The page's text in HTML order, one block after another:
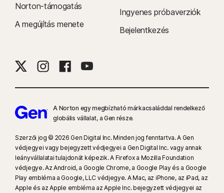
Norton-támogatás
A megújítás menete
Ingyenes próbaverziók
Bejelentkezés
A Norton egy megbízható márkacsaláddal rendelkező
globális vállalat, a Gen része.
Szerzői jog © 2026 Gen Digital Inc. Minden jog fenntartva. A Gen
védjegyei vagy bejegyzett védjegyei a Gen Digital Inc. vagy annak
leányvállalatai tulajdonát képezik. A Firefox a Mozilla Foundation
védjegye. Az Android, a Google Chrome, a Google Play és a Google
Play embléma a Google, LLC védjegye. A Mac, az iPhone, az iPad, az
Apple és az Apple embléma az Apple Inc. bejegyzett védjegyei az